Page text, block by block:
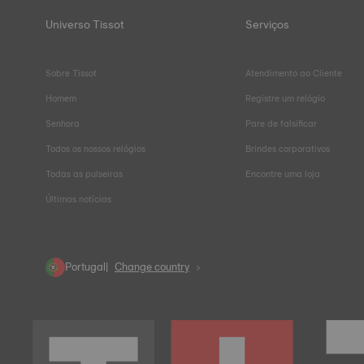
Universo Tissot
Sobre Tissot
Homem
Senhora
Todos os nossos relógios
Todas as pulseiras
Últimas notícias
Serviços
Atendimento ao Cliente
Registre um relógio
Pare de falsificar
Brindes corporativos
Encontre uma loja
Portugal Change country